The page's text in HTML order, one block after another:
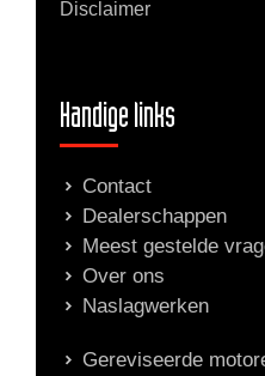
Disclaimer
Handige links
Contact
Dealerschappen
Meest gestelde
Over ons
Naslagwerken
Gereviseerde